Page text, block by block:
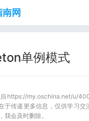
网
单例模式
https://my.oschina.net/u/
于传递更多信息，仅供学习交
我会及时删除。